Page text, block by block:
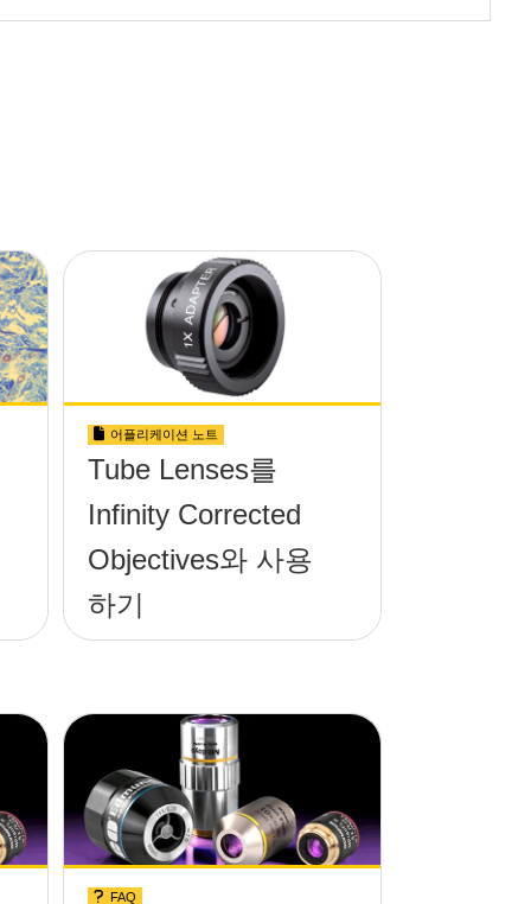
어플리케이션 노트
Tube Lenses를
Infinity Corrected
Objectives와 사용
하기
FAQ